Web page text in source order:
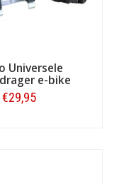
Universele
e-bike
€29,95